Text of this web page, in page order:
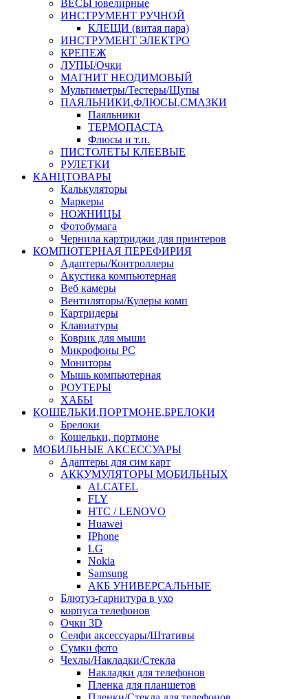
ВЕСЫ ювелирные
ИНСТРУМЕНТ РУЧНОЙ
КЛЕЩИ (витая пара)
ИНСТРУМЕНТ ЭЛЕКТРО
КРЕПЕЖ
ЛУПЫ/Очки
МАГНИТ НЕОДИМОВЫЙ
Мультиметры/Тестеры/Щупы
ПАЯЛЬНИКИ,ФЛЮСЫ,СМАЗКИ
Паяльники
ТЕРМОПАСТА
Флюсы и т.п.
ПИСТОЛЕТЫ КЛЕЕВЫЕ
РУЛЕТКИ
КАНЦТОВАРЫ
Калькуляторы
Маркеры
НОЖНИЦЫ
Фотобумага
Чернила картриджи для принтеров
КОМПЮТЕРНАЯ ПЕРЕФИРИЯ
Адаптеры/Контроллеры
Акустика компьютерная
Веб камеры
Вентиляторы/Кулеры комп
Картридеры
Клавиатуры
Коврик для мыши
Микрофоны PC
Мониторы
Мышь компьютерная
РОУТЕРЫ
ХАБЫ
КОШЕЛЬКИ,ПОРТМОНЕ,БРЕЛОКИ
Брелоки
Кошельки, портмоне
МОБИЛЬНЫЕ АКСЕССУАРЫ
Адаптеры для сим карт
АККУМУЛЯТОРЫ МОБИЛЬНЫХ
ALCATEL
FLY
HTC / LENOVO
Huawei
IPhone
LG
Nokia
Samsung
АКБ УНИВЕРСАЛЬНЫЕ
Блютуз-гарнитура в ухо
корпуса телефонов
Очки 3D
Селфи аксессуары/Штативы
Сумки фото
Чехлы/Накладки/Стекла
Накладки для телефонов
Пленка для планшетов